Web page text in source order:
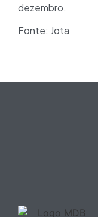
dezembro.
Fonte: Jota